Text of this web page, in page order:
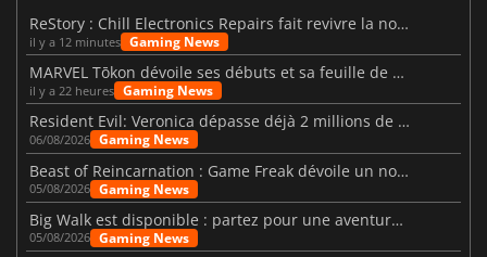
ReStory : Chill Electronics Repairs fait revivre la nostalgie des années 2000
il y a 12 minutes Gaming News
MARVEL Tōkon dévoile ses débuts et sa feuille de route
il y a 22 heures Gaming News
Resident Evil: Veronica dépasse déjà 2 millions de wishlists
06/08/2026 Gaming News
Beast of Reincarnation : Game Freak dévoile un nouveau pari
05/08/2026 Gaming News
Big Walk est disponible : partez pour une aventure entre amis
05/08/2026 Gaming News